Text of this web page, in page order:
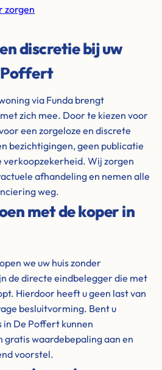
zorgen
discretie bij uw
Poffert
via Funda brengt
zich mee. Door te kiezen voor
een zorgeloze en discrete
bezichtigingen, geen publicatie
Wij zorgen
afhandeling en nemen alle
weg.
met de koper in
we uw huis zonder
de directe eindbelegger die met
Hierdoor heeft u geen last van
besluitvorming. Bent u
in De Poffert kunnen
gratis waardebepaling aan en
voorstel.